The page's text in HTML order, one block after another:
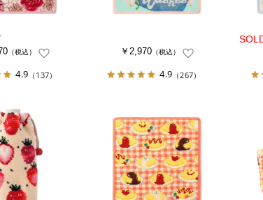
（税込）
4.9 （137）
￥2,970（税込）
4.9 （267）